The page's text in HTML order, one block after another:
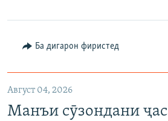
Ба дигарон фиристед
Август 04, 2026
Манъи сӯзондани